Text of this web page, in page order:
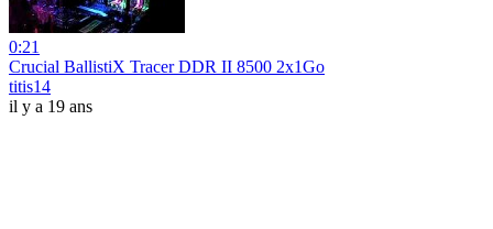
0:21
Crucial BallistiX Tracer DDR II 8500 2x1Go
titis14
il y a 19 ans